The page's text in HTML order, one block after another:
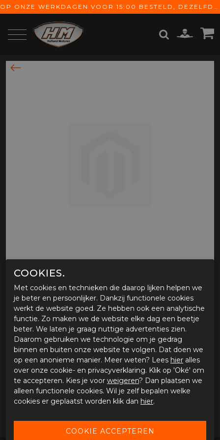
OP ONZE WERKDAGEN VOOR 15:00 BESTELD, DEZELFDE DAG VERZONDEN! GRATIS VERZENDING VANAF € 65,-
MOTORJEGGING BULL-IT, FURY SKINNY
FIT
Tijdelijk niet verkrijgbaar
Tijdens onze werkdagen voor 15:00 uur besteld, dezelfde
dag verstuurd.
OMSCHRIJVING MOTORJEGGING BULL-IT, FURY
SKINNY FIT
COOKIES.
Met cookies en technieken die daarop lijken helpen we
je beter en persoonlijker. Dankzij functionele cookies
werkt de website goed. Ze hebben ook een analytische
functie. Zo maken we de website elke dag een beetje
beter. We laten je graag nuttige advertenties zien.
Daarom gebruiken we technologie om je gedrag
binnen en buiten onze website te volgen. Dat doen we
op een anonieme manier. Meer weten? Lees hier alles
over onze cookie- en privacyverklaring. Klik op 'Oké' om
te accepteren. Kies je voor weigeren? Dan plaatsen we
alleen functionele cookies. Wil je zelf bepalen welke
cookies er geplaatst worden klik dan hier.